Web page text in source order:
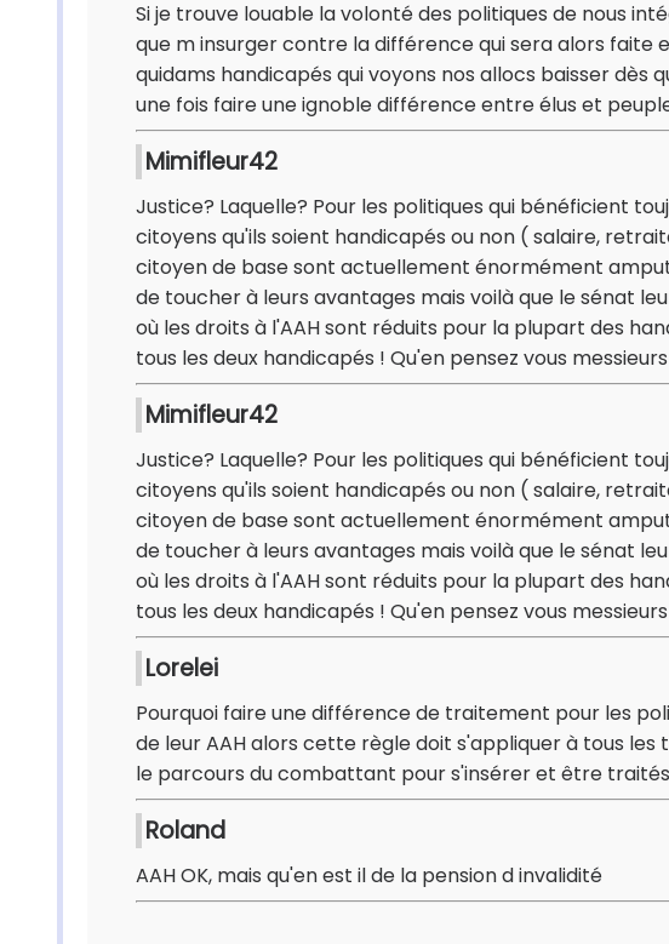
Si je trouve louable la volonté des politiques de nous
que m insurger contre la différence qui sera alors faite
quidams handicapés qui voyons nos allocs baisser dès
une fois faire une ignoble différence entre élus et
Mimifleur42
Justice? Laquelle? Pour les politiques qui bénéficient
citoyens qu'ils soient handicapés ou non ( salaire,
citoyen de base sont actuellement énormément
de toucher à leurs avantages mais voilà que le sénat
où les droits à l'AAH sont réduits pour la plupart des
tous les deux handicapés ! Qu'en pensez vous
Mimifleur42
Justice? Laquelle? Pour les politiques qui bénéficient
citoyens qu'ils soient handicapés ou non ( salaire,
citoyen de base sont actuellement énormément
de toucher à leurs avantages mais voilà que le sénat
où les droits à l'AAH sont réduits pour la plupart des
tous les deux handicapés ! Qu'en pensez vous
Lorelei
Pourquoi faire une différence de traitement pour les
de leur AAH alors cette règle doit s'appliquer à tous
le parcours du combattant pour s'insérer et être
Roland
AAH OK, mais qu'en est il de la pension d invalidité